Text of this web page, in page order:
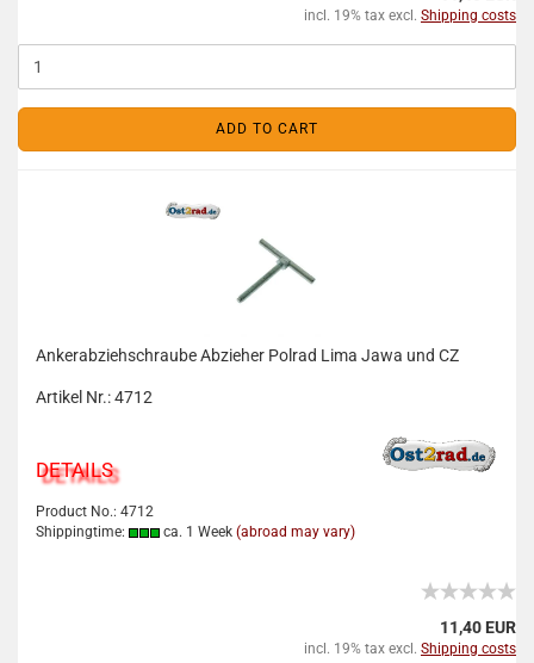
incl. 19% tax excl. Shipping costs
ADD TO CART
Ankerabziehschraube Abzieher Polrad Lima Jawa und CZ
Artikel Nr.: 4712
DETAILS
Product No.: 4712
Shippingtime:
ca. 1 Week (abroad may vary)
11,40 EUR
incl. 19% tax excl. Shipping costs